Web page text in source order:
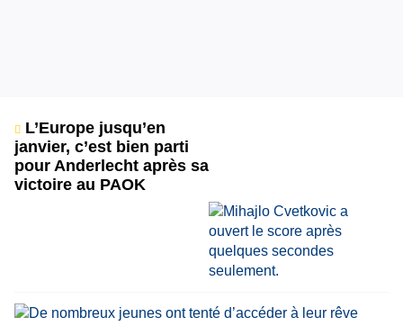
L’Europe jusqu’en
janvier, c’est bien parti
pour Anderlecht après sa
victoire au PAOK